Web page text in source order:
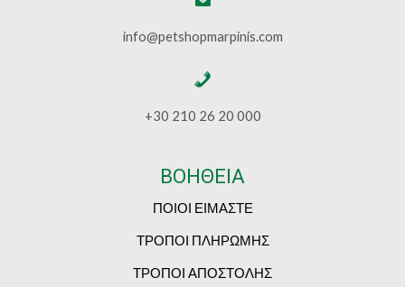
info@petshopmarpinis.com
+30 210 26 20 000
ΒΟΗΘΕΙΑ
ΠΟΙΟΙ ΕΙΜΑΣΤΕ
ΤΡΟΠΟΙ ΠΛΗΡΩΜΗΣ
ΤΡΟΠΟΙ ΑΠΟΣΤΟΛΗΣ